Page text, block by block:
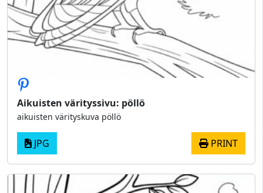
Aikuisten värityssivu: pöllö
aikuisten värityskuva pöllö
JPG PRINT